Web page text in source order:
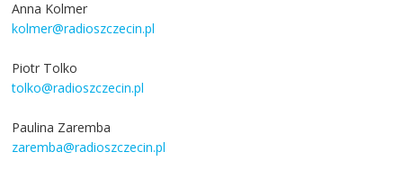
Anna Kolmer
kolmer@radioszczecin.pl
Piotr Tolko
tolko@radioszczecin.pl
Paulina Zaremba
zaremba@radioszczecin.pl